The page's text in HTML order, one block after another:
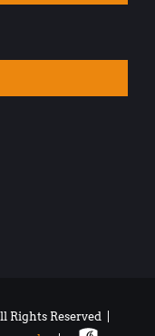
Reserved |